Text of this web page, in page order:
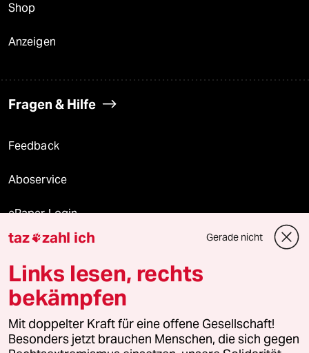
Shop
Anzeigen
Fragen & Hilfe
Feedback
Aboservice
ePaper Login
Downloads für Abonnierende
© 2026 taz Verlags und Vertriebs GmbH
Alle Rechte vorbehalten. Bei rechtlichen Fragen oder für Genehmigungen
wenden Sie sich bitte an
lizenzen@taz.de
taz zahl ich Gerade nicht
Links lesen, rechts
bekämpfen
Mit doppelter Kraft für eine offene Gesellschaft!
Besonders jetzt brauchen Menschen, die sich gegen